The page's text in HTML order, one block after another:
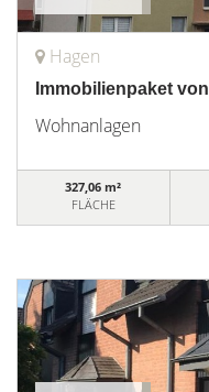
Hagen
Immobilienpaket
Wohnanlagen
327,06 m²
FLÄCHE